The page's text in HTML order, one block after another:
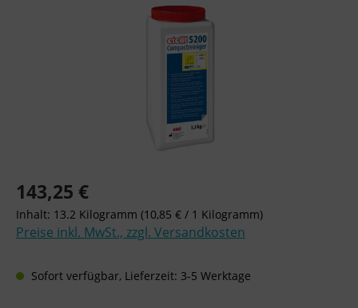
Regulärer Preis:
143,25 €
Inhalt: 13.2 Kilogramm (10,85 € / 1 Kilogramm)
Preise inkl. MwSt., zzgl. Versandkosten
Sofort verfügbar, Lieferzeit: 3-5 Werktage